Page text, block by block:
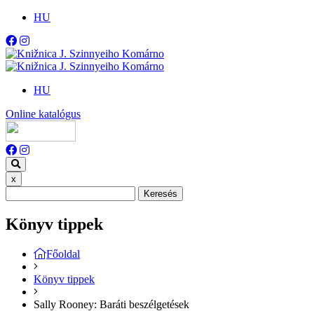
HU
HU
Online katalógus
x
Keresés
Könyv tippek
Főoldal
Könyv tippek
Sally Rooney: Baráti beszélgetések